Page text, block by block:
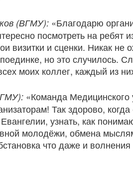
(ВГМУ): «Благодарю
посмотреть на ребят
визитки и сценки. Никак
но это
моих коллег, каждый из
«Команда Медицинского
Так здорово,
узнать, как
молодёжи, обмена
что даже и